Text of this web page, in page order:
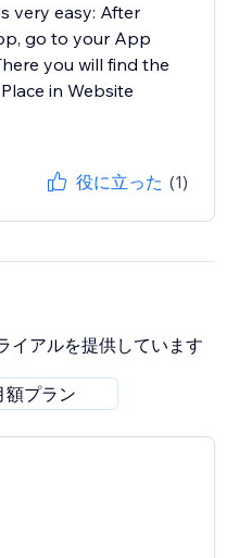
very easy: After
go to your App
you will find the
in Website
役に立った (1)
イアルを提供しています
額プラン